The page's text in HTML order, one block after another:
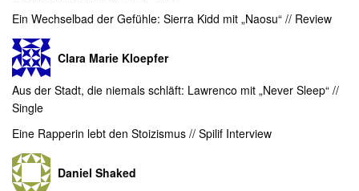
Ein Wechselbad der Gefühle: Sierra Kidd mit „Naosu“ // Review
Clara Marie Kloepfer
Aus der Stadt, die niemals schläft: Lawrenco mit „Never Sleep“ //
Single
Eine Rapperin lebt den Stoizismus // Spilif Interview
Daniel Shaked